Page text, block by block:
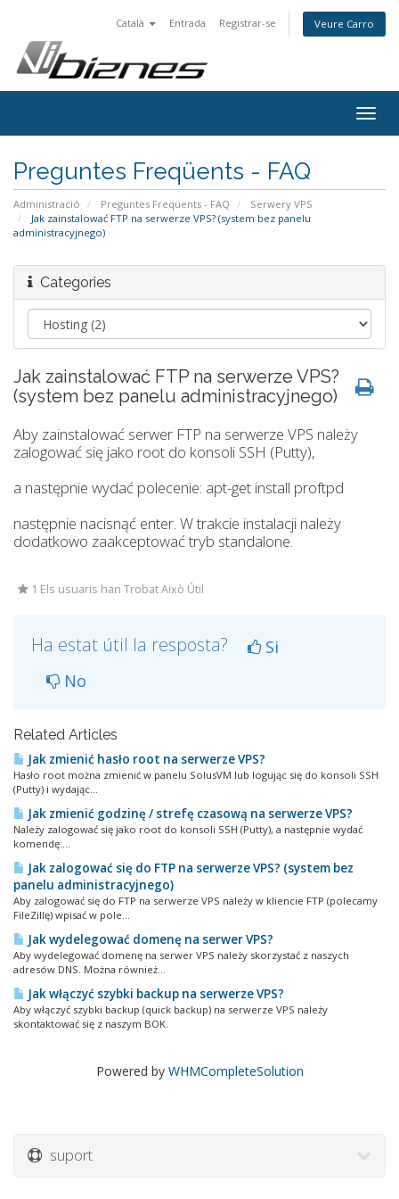
Català Entrada Registrar-se Veure Carro
Preguntes Freqüents - FAQ
Administració Preguntes Freqüents - FAQ
Serwery VPS
Jak zainstalować FTP na serwerze VPS? (system bez panelu
administracyjnego)
Categories
Jak zainstalować FTP na serwerze VPS?
(system bez panelu administracyjnego)
Aby zainstalować serwer FTP na serwerze VPS należy
zalogować się jako root do konsoli SSH (Putty),
a następnie wydać polecenie: apt-get install proftpd
następnie nacisnąć enter. W trakcie instalacji należy
dodatkowo zaakceptować tryb standalone.
1 Els usuaris han Trobat Això Útil
Ha estat útil la resposta?
Si
No
Related Articles
Jak zmienić hasło root na serwerze VPS?
Hasło root można zmienić w panelu SolusVM lub logując się do konsoli SSH
(Putty) i wydając...
Jak zmienić godzinę / strefę czasową na serwerze VPS?
Należy zalogować się jako root do konsoli SSH (Putty), a następnie wydać
komendę:...
Jak zalogować się do FTP na serwerze VPS? (system bez
panelu administracyjnego)
Aby zalogować się do FTP na serwerze VPS należy w kliencie FTP (polecamy
FileZillę) wpisać w pole...
Jak wydelegować domenę na serwer VPS?
Aby wydelegować domenę na serwer VPS należy skorzystać z naszych
adresów DNS. Można również...
Jak włączyć szybki backup na serwerze VPS?
Aby włączyć szybki backup (quick backup) na serwerze VPS należy
skontaktować się z naszym BOK.
Powered by WHMCompleteSolution
suport